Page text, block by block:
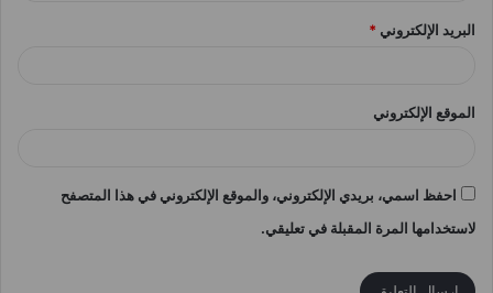
البريد الإلكتروني *
الموقع الإلكتروني
احفظ اسمي، بريدي الإلكتروني، والموقع الإلكتروني في هذا المتصفح
لاستخدامها المرة المقبلة في تعليقي.